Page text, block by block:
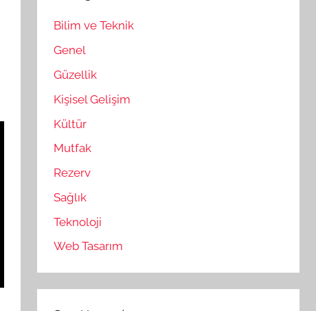
Bilim ve Teknik
Genel
Güzellik
Kişisel Gelişim
Kültür
Mutfak
Rezerv
Sağlık
Teknoloji
Web Tasarım